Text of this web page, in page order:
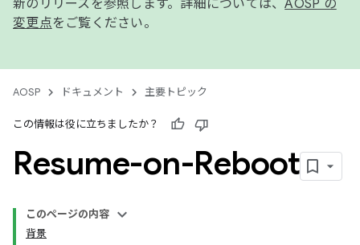
新のリリースを参照します。詳細については、AOSP の
変更点をご覧ください。
AOSP ドキュメント 主要トピック
この情報は役に立ちましたか？
Resume-on-Reboot
このページの内容
背景